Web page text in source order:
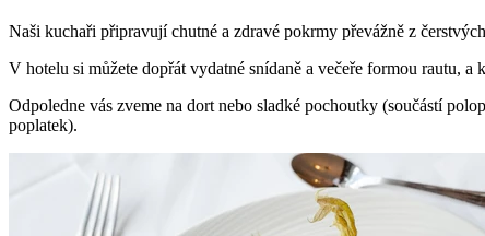
Naši kuchaři připravují chutné a zdravé pokrmy převážně z
V hotelu si můžete dopřát vydatné snídaně a večeře formou rautu,
Odpoledne vás zveme na dort nebo sladké pochoutky (součástí
poplatek).